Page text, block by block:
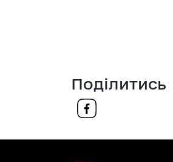
Поділитись